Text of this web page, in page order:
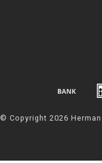
© Copyright 2026